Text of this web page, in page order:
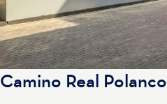
Camino Real